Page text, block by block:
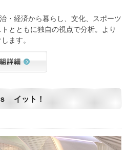
・経済から暮らし、文化、スポーツ
とともに独自の視点で分析。より
ます。
イット！